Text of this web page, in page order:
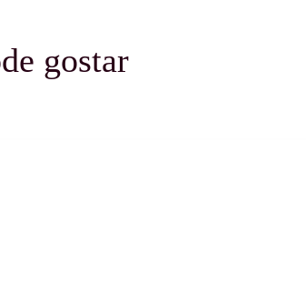
gostar